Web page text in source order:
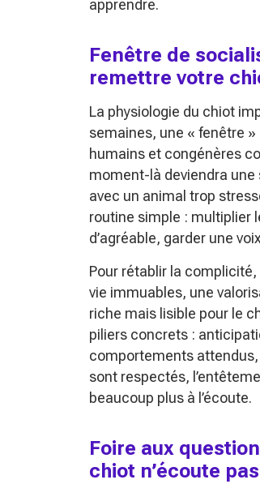
apprendre.
Fenêtre de
remettre votre
La physiologie du chiot
semaines, une « fenêtre
humains et congénères
moment-là deviendra une
avec un animal trop
routine simple : multiplier
d’agréable, garder une
Pour rétablir la
vie immuables, une
riche mais lisible pour le
piliers concrets :
comportements
sont respectés,
beaucoup plus à l’écoute.
Foire aux
chiot n’écoute pas